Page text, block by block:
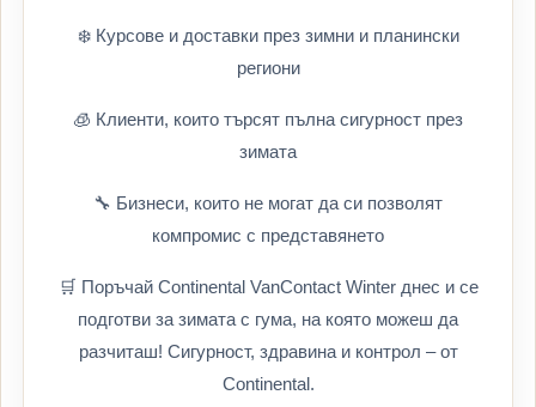
❄️ Курсове и доставки през зимни и планински
региони
🧊 Клиенти, които търсят пълна сигурност през
зимата
🔧 Бизнеси, които не могат да си позволят
компромис с представянето
🛒 Поръчай Continental VanContact Winter днес и се
подготви за зимата с гума, на която можеш да
разчиташ! Сигурност, здравина и контрол – от
Continental.